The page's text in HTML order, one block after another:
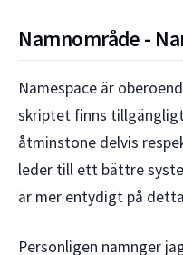
Namnområde -
Namespace är
skriptet finns
åtminstone delvis
leder till ett bättre
är mer entydigt på
Personligen namnger